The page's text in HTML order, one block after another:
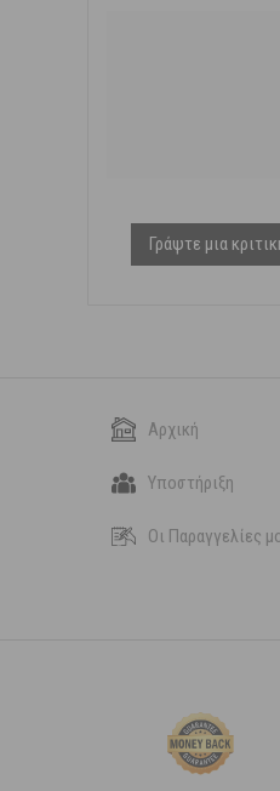
Γράψτε μια
Αρχική
Υποστήριξη
Οι Παραγγελίες